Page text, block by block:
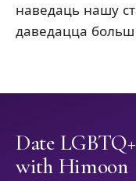
наведаць нашу
даведацца
Date
with Himoon